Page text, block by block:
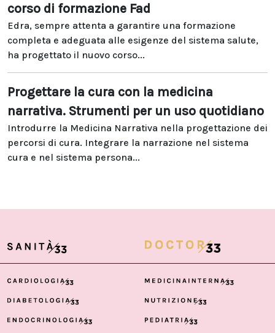
corso di formazione Fad
Edra, sempre attenta a garantire una formazione
completa e adeguata alle esigenze del sistema salute,
ha progettato il nuovo corso...
Progettare la cura con la medicina
narrativa. Strumenti per un uso quotidiano
Introdurre la Medicina Narrativa nella progettazione dei
percorsi di cura. Integrare la narrazione nel sistema
cura e nel sistema persona...